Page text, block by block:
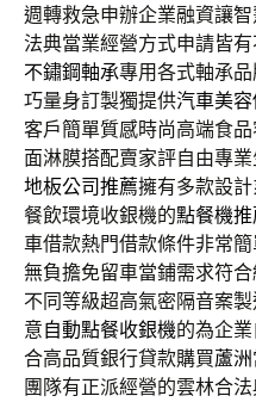
週轉救急申辦企業融資讓
法典當業經營方式申請皆
不鏽鋼軸承專用各式軸承
巧量身訂製獨提供汽車美
客戶簡單質感時尚高端食
面淋膜搭配賣家評自由專
地板公司推薦擁有多款設
餐飲環境收銀機的點餐機推
車借款熱門借款條件非常
無負擔免留車當鋪需求符
不同等級超高氣密隔音案
意自動點餐收銀機的為企
合高品質銀行貸款購買蘆
團隊有正派經營的雲林合